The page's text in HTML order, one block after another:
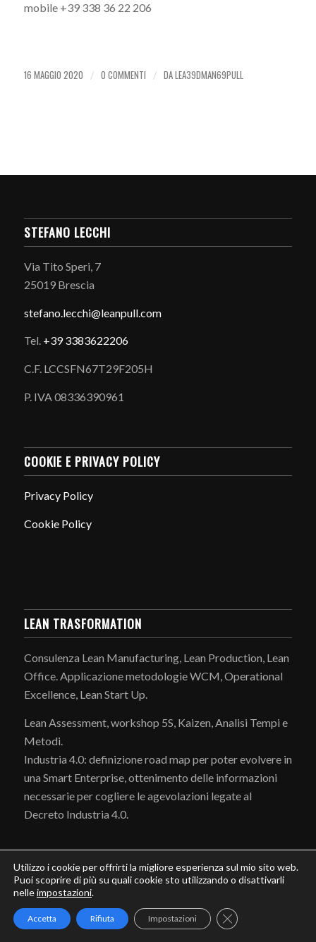
mobile +39 338 36 22 206
16 MAGGIO 2020 / 0 COMMENTI / DALEA39DMAN69PULL
STEFANO LECCHI
Via Tito Speri, 7
25019 Brescia
stefano. lecchi@leanpull.com
Tel. +39 3383622206
C.F. LCCSFN67T29F205H
P. IVA 08336390961
COOKIE E PRIVACY POLICY
Privacy Policy
Cookie Policy
LEAN TRASFORMATION
Consulenza Lean Manufacturing, Lean Production, Lean
Office. Applicazione metodologie WCM, Operational
Excellence, Lean Start Up.
Lean Assessment, workshop 5S, Kaizen, Analisi Tempi e
Metodi.
Industria 4.0: definizione road map per poter evolvere in
una Smart Enterprise, ottenimento delle informazioni
necessarie per cogliere le agevolazioni legate al
Decreto Industria 4.0.
SERVIZI
Utilizzo i cookie per offrirti la migliore esperienza sul mio sito web.
Puoi scoprire di più su quali cookie sto utilizzando o disattivarli
nelleimpostazioni.
Accetta Rifiuta Impostazioni Close GDPR